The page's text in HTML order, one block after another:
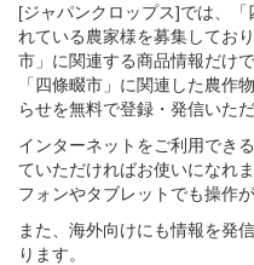
[ジャパンクロップス]では、
れている農家様を募集してお
市」に関連する商品情報だけ
「四條畷市」に関連した農作
らせを無料で登録・発信いただ
インターネットをご利用でき
ていただければお使いになれ
フォンやタブレットでも操作が
また、海外向けにも情報を発
ります。